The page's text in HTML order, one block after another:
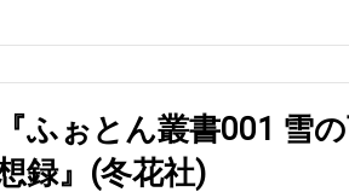
『ふぉとん叢書001 雪
録』(冬花社)